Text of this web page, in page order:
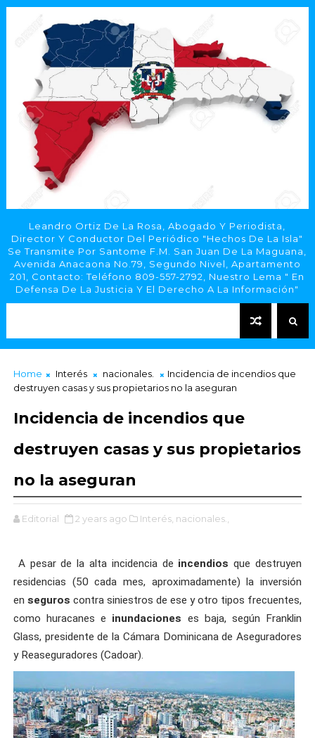
Leandro Ortiz De La Rosa, Abogado Y Periodista,
Director Y Conductor Del Periódico "Hechos De La Isla"
Se Transmite Por Santome F.M. San Juan De La Maguana,
Avenida Anacaona No.79, Segundo Nivel, Apartamento
201, Contacto: Teléfono 809-557-2792, Nuestro Lema " En
Defensa De La Justicia Y El Derecho A La Información"
Home Interés nacionales.
Incidencia de incendios que
destruyen casas y sus propietarios no la aseguran
Incidencia de incendios que
destruyen casas y sus propietarios
no la aseguran
Editorial 2 years ago Interés, nacionales.,
A pesar de la alta incidencia de incendios que destruyen
residencias (50 cada mes, aproximadamente) la inversión
en seguros contra siniestros de ese y otro tipos frecuentes,
como huracanes e inundaciones es baja, según Franklin
Glass, presidente de la Cámara Dominicana de Aseguradores
y Reaseguradores (Cadoar).